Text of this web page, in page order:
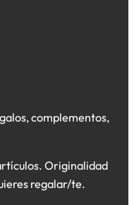
complementos,
Originalidad
regalar/te.